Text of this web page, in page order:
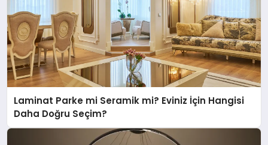
Laminat Parke mi Seramik mi? Eviniz İçin Hangisi
Daha Doğru Seçim?